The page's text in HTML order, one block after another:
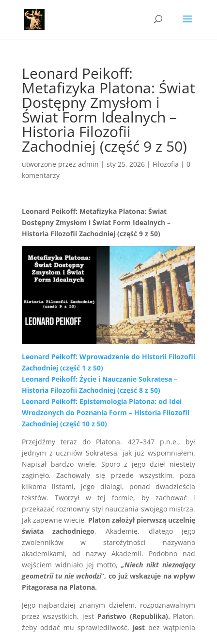
Leonard Peikoff:
Metafizyka Platona: Świat
Dostępny Zmysłom i
Świat Form Idealnych –
Historia Filozofii
Zachodniej (część 9 z 50)
utworzone przez admin | sty 25, 2026| Filozofia | 0
komentarzy
Leonard Peikoff: Metafizyka Platona: Świat
Dostępny Zmysłom i Świat Form Idealnych –
Historia Filozofii Zachodniej (część 9 z 50)
Leonard Peikoff: Wprowadzenie do Historii Filozofii
Zachodniej (część 1 z 50)
Leonard Peikoff: Życie i Nauczanie Sokratesa –
Historia Filozofii Zachodniej (część 8 z 50)
Leonard Peikoff: Epistemologia Platona: od Idei
Wrodzonych do Poznania Form – Historia Filozofii
Zachodniej (część 10 z 50)
Przejdźmy teraz do Platona. 427–347 p.n.e., był
jednym z uczniów Sokratesa, jak już wspomniałem.
Napisał bardzo wiele. Sporo z jego dzieł niestety
zaginęło. Zachowały się przede wszystkim, poza
kilkoma listami, jego dialogi, ponad dwadzieścia
tekstów. Tworzył w tej formie, by zachować i
przekazać rozmowny styl nauczania swojego mistrza.
Jak zapewne wiecie, Platon założył pierwszą uczelnię
świata zachodniego, Akademię, dlatego jego
zwolenników w starożytności nazywano
akademikami, od nazwy Akademii. Podobno nad
wejściem widniało jej motto,„Niech nikt nieznający
geometrii tu nie wchodzi”, co już wskazuje na wpływ
Pitagorasa na Platona.
Jego najbardziej znanym dziełem, rozpoznawalnym
przez wszystkich, jest Państwo (Republika). Platon,
żeby oddać mu sprawiedliwość, jest bez wątpienia